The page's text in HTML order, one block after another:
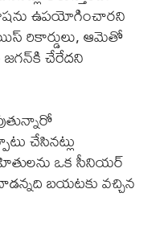
ఉపయోగించారని
రికార్డులు, ఆమెతో
చేరేదని
చేసినట్లు
ఒక సీనియర్
బయటకు వచ్చిన